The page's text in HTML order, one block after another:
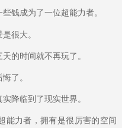
钱成为了一位超能力者。
很大。
的时间就不再玩了。
了。
降临到了现实世界。
能力者，拥有是很厉害的空间